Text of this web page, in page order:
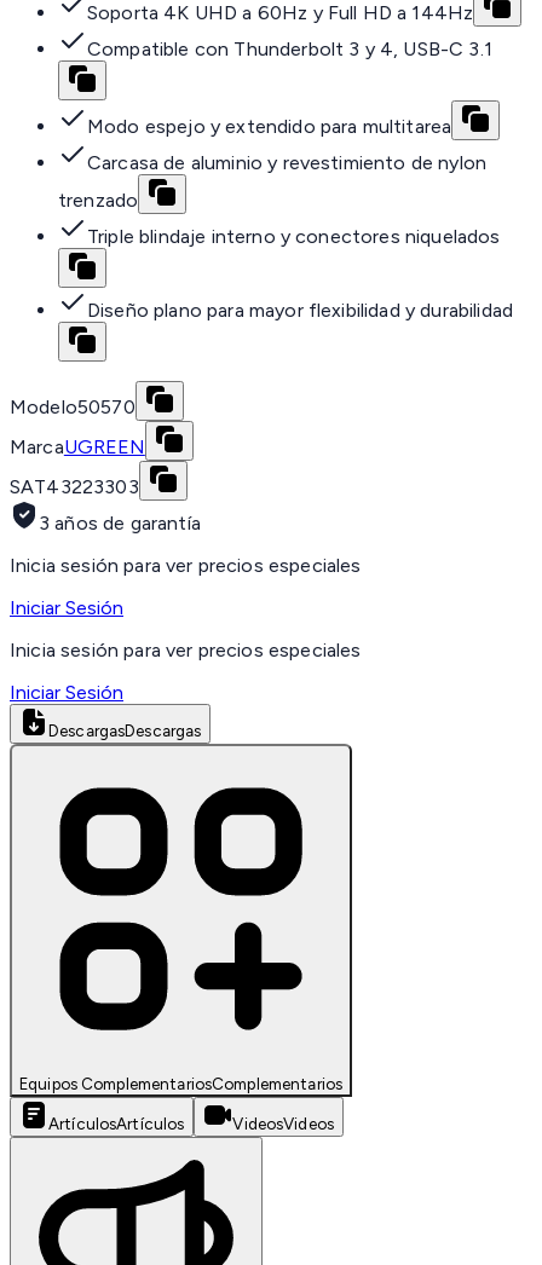
Soporta 4K UHD a 60Hz y Full HD a 144Hz
Compatible con Thunderbolt 3 y 4, USB-C 3.1
Modo espejo y extendido para multitarea
Carcasa de aluminio y revestimiento de nylon
trenzado
Triple blindaje interno y conectores niquelados
Diseño plano para mayor flexibilidad y durabilidad
Modelo50570
MarcaUGREEN
SAT43223303
3 años de garantía
Inicia sesión para ver precios especiales
Iniciar Sesión
Inicia sesión para ver precios especiales
Iniciar Sesión
DescargasDescargas
Equipos ComplementariosComplementarios
ArtículosArtículos VideosVideos